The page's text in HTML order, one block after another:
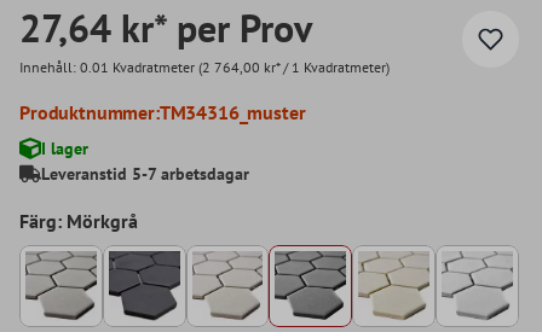
27,64 kr* per Prov
Innehåll: 0.01 Kvadratmeter (2 764,00 kr* / 1 Kvadratmeter)
Produktnummer:TM34316_muster
I lager
Leveranstid 5-7 arbetsdagar
Färg: Mörkgrå